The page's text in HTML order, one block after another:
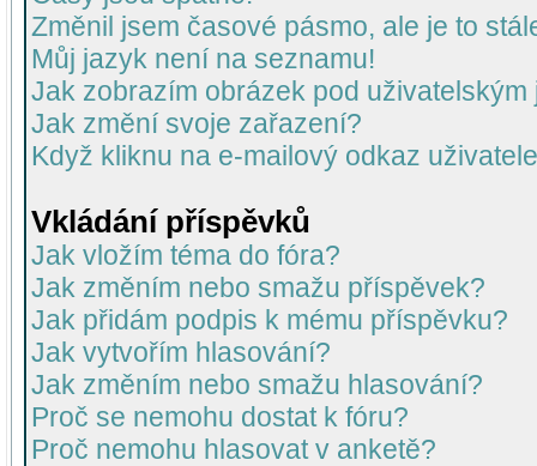
Změnil jsem časové pásmo, ale je to
Můj jazyk není na seznamu!
Jak zobrazím obrázek pod uživatelským
Jak změní svoje zařazení?
Když kliknu na e-mailový odkaz
Vkládání příspěvků
Jak vložím téma do fóra?
Jak změním nebo smažu příspěvek?
Jak přidám podpis k mému příspěvku?
Jak vytvořím hlasování?
Jak změním nebo smažu hlasování?
Proč se nemohu dostat k fóru?
Proč nemohu hlasovat v anketě?